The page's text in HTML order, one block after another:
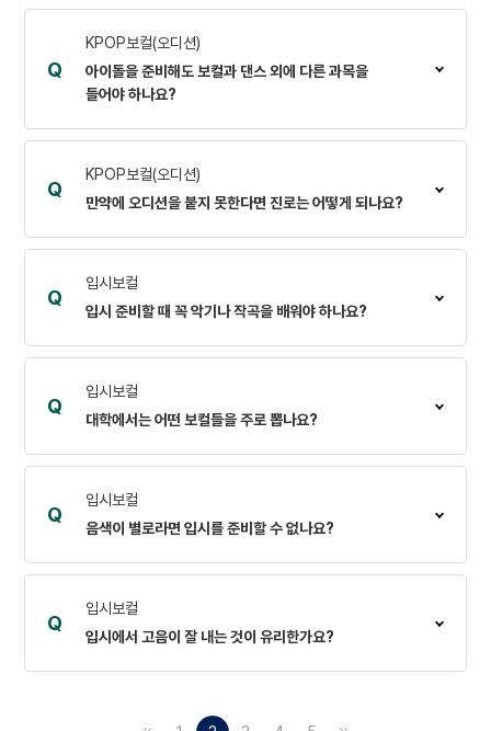
Q
KPOP보컬(오디션)
아이돌을 준비해도 보컬과 댄스 외에 다른 과목을
들어야 하나요?
Q
KPOP보컬(오디션)
만약에 오디션을 붙지 못한다면 진로는 어떻게 되나요?
Q
입시보컬
입시 준비할 때 꼭 악기나 작곡을 배워야 하나요?
Q
입시보컬
대학에서는 어떤 보컬들을 주로 뽑나요?
Q
입시보컬
음색이 별로라면 입시를 준비할 수 없나요?
Q
입시보컬
입시에서 고음이 잘 내는 것이 유리한가요?